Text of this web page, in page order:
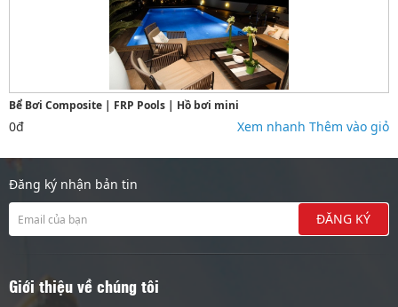
Bể Bơi Composite | FRP Pools | Hồ bơi mini
0đ Xem nhanh Thêm vào giỏ
Đăng ký nhận bản tin
Giới thiệu về chúng tôi